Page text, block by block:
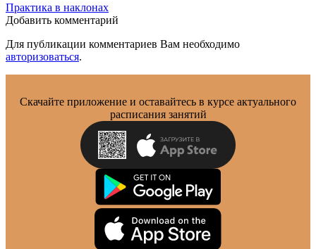
Практика в наклонах
Добавить комментарий
Для публикации комментариев Вам необходимо
авторизоваться.
Скачайте приложение и оставайтесь в курсе актуального
расписания занятий